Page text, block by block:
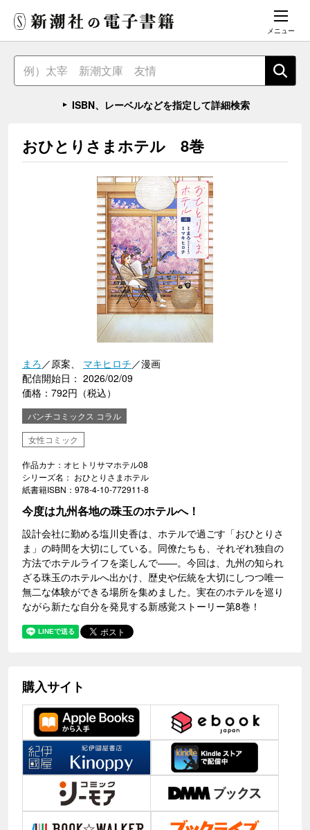
メニュー
ISBN、レーベルなどを指定して詳細検索
おひとりさまホテル 8巻
まろ ／原案、 マキヒロチ／漫画
配信開始日： 2026/02/09
価格：792円（税込）
バンチコミックス コラル
女性コミック
作品カナ：オヒトリサマホテル08
シリーズ名： おひとりさまホテル
紙書籍ISBN：978-4-10-772911-8
今度は九州各地の珠玉のホテルへ！
設計会社に勤める塩川史香は、ホテルで過ごす「おひとりさ
ま」の時間を大切にしている。同僚たちも、それぞれ独自の
方法でホテルライフを楽しんで――。今回は、九州の知られ
ざる珠玉のホテルへ出かけ、歴史や伝統を大切にしつつ唯一
無二な体験ができる場所を集めました。実在のホテルを巡り
ながら新たな自分を発見する新感覚ストーリー第8巻！
購入サイト